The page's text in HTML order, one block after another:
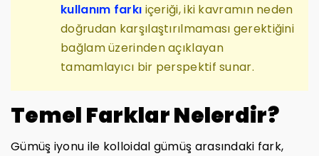
kullanım farkı içeriği, iki kavramın neden
doğrudan karşılaştırılmaması gerektiğini
bağlam üzerinden açıklayan
tamamlayıcı bir perspektif sunar.
Temel Farklar Nelerdir?
Gümüş iyonu ile kolloidal gümüş arasındaki fark,